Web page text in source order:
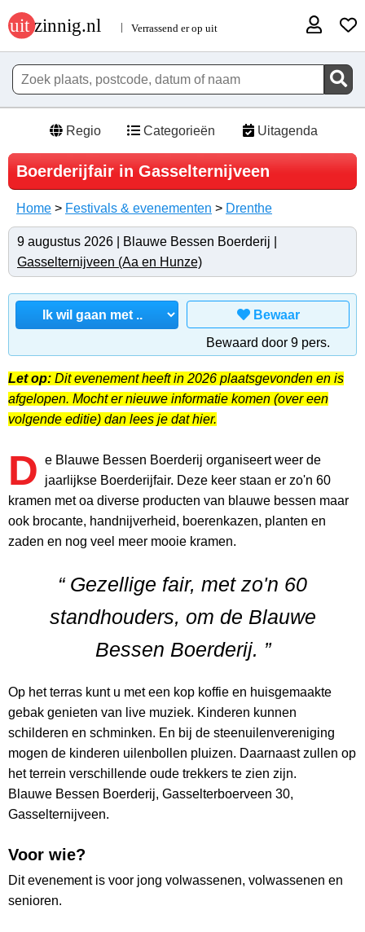
Regio Categorieën Uitagenda
Boerderijfair in Gasselternijveen
Home > Festivals & evenementen > Drenthe
9 augustus 2026 | Blauwe Bessen Boerderij |
Gasselternijveen (Aa en Hunze)
Bewaar
Bewaard door 9 pers.
Let op: Dit evenement heeft in 2026 plaatsgevonden en is
afgelopen. Mocht er nieuwe informatie komen (over een
volgende editie) dan lees je dat hier.
D e Blauwe Bessen Boerderij organiseert weer de
jaarlijkse Boerderijfair. Deze keer staan er zo'n 60
kramen met oa diverse producten van blauwe bessen maar
ook brocante, handnijverheid, boerenkazen, planten en
zaden en nog veel meer mooie kramen.
“ Gezellige fair, met zo'n 60
standhouders, om de Blauwe
Bessen Boerderij. ”
Op het terras kunt u met een kop koffie en huisgemaakte
gebak genieten van live muziek. Kinderen kunnen
schilderen en schminken. En bij de steenuilenvereniging
mogen de kinderen uilenbollen pluizen. Daarnaast zullen op
het terrein verschillende oude trekkers te zien zijn.
Blauwe Bessen Boerderij, Gasselterboerveen 30,
Gasselternijveen.
Voor wie?
Dit evenement is voor jong volwassenen, volwassenen en
senioren.